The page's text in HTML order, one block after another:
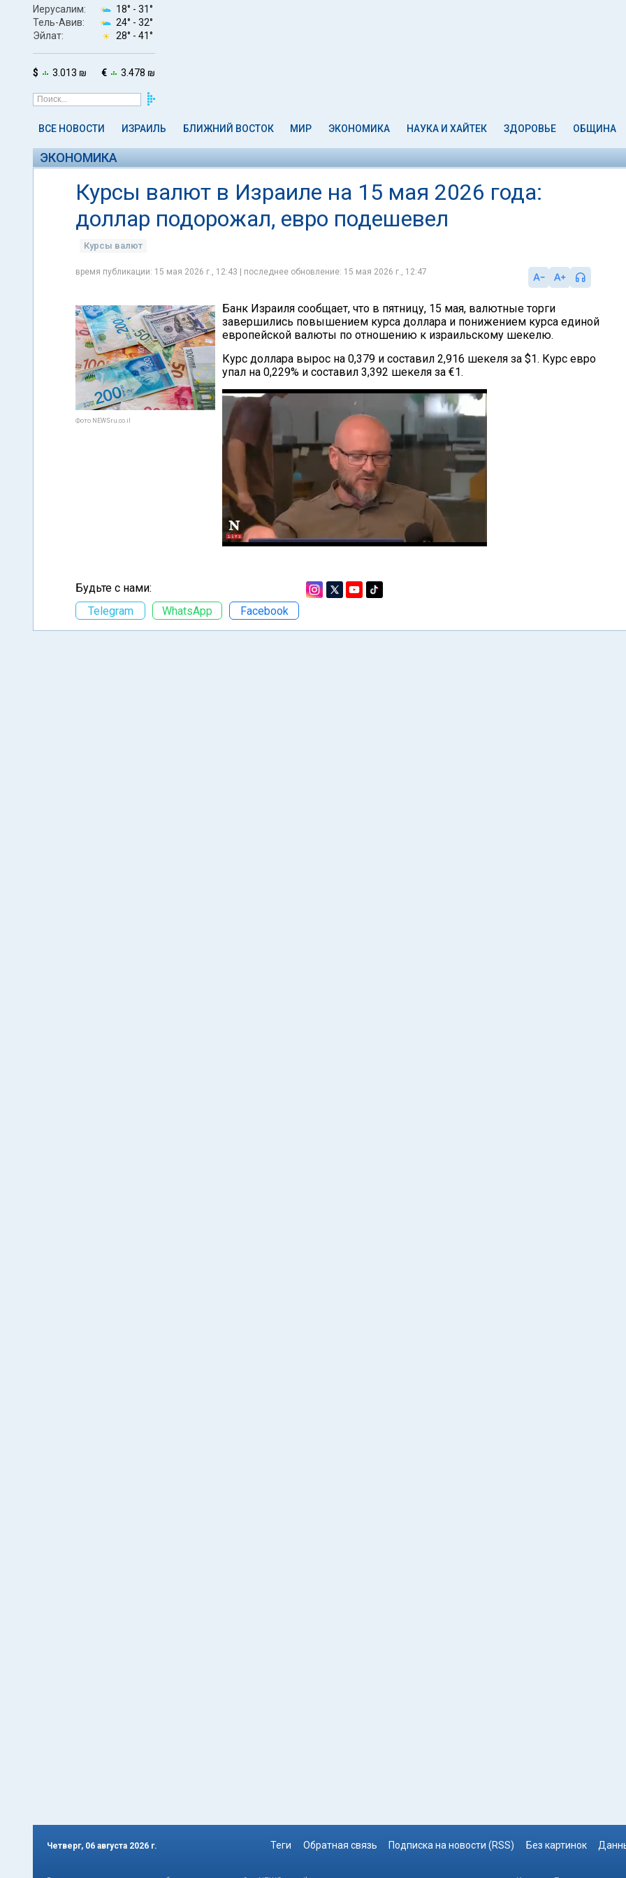
Иерусалим: 18° - 31°
Тель-Авив:
24° - 32°
Эйлат:
28° - 41°
$ 3.013 ₪ € 3.478 ₪
ВСЕ НОВОСТИ ИЗРАИЛЬ БЛИЖНИЙ ВОСТОК МИР ЭКОНОМИКА НАУКА И ХАЙТЕК ЗДОРОВЬЕ ОБЩИНА
ЭКОНОМИКА
Курсы валют в Израиле на 15 мая 2026 года:
доллар подорожал, евро подешевел
Курсы валют
время публикации: 15 мая 2026 г., 12:43 | последнее обновление: 15 мая 2026 г., 12:47
Фото NEWSru.co.il
Банк Израиля сообщает, что в пятницу, 15 мая, валютные торги
завершились повышением курса доллара и понижением курса единой
европейской валюты по отношению к израильскому шекелю.
Курс доллара вырос на 0,379 и составил 2,916 шекеля за $1. Курс евро
упал на 0,229% и составил 3,392 шекеля за €1.
Будьте с нами:
Telegram
WhatsApp Facebook
Четверг, 06 августа 2026 г. Теги Обратная связь Подписка на новости (RSS) Без картинок